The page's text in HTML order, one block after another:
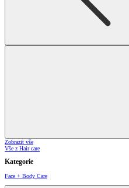
Zobrazit vše
Vše z Hair care
Kategorie
Face + Body Care